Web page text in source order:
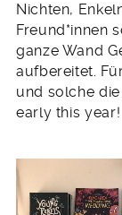
Nichten,
Freund*innen
ganze Wand
aufbereitet.
und solche
early this year!